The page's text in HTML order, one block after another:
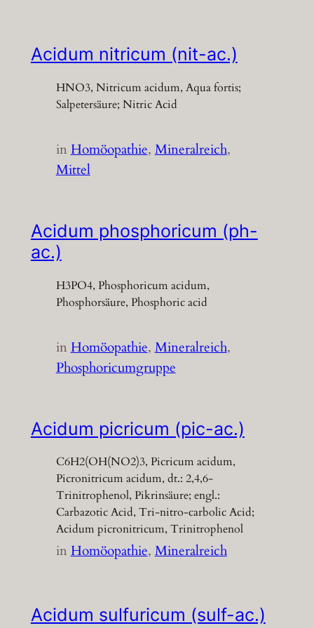
Acidum nitricum (nit-ac.)
HNO3, Nitricum acidum, Aqua fortis;
Salpetersäure; Nitric Acid
inHomöopathie, Mineralreich
Mittel
Acidum phosphoricum (ph-
ac.)
H3PO4, Phosphoricum acidum,
Phosphorsäure, Phosphoric acid
inHomöopathie, Mineralreich
Phosphoricumgruppe
Acidum picricum (pic-ac.)
C6H2(OH(NO2)3, Picricum acidum,
Picronitricum acidum, dt.: 2,4,6-
Trinitrophenol, Pikrinsäure; engl.:
Carbazotic Acid, Tri-nitro-carbolic Acid;
Acidum picronitricum, Trinitrophenol
inHomöopathie, Mineralreich
Acidum sulfuricum (sulf-ac.)